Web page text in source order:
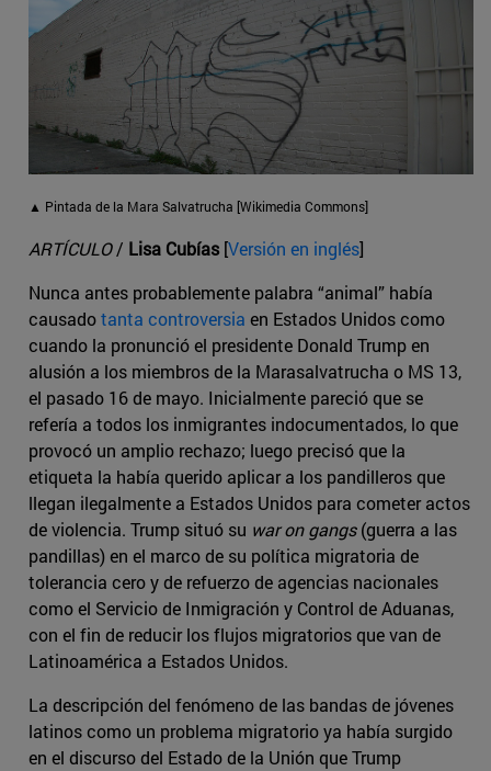
▲ Pintada de la Mara Salvatrucha [Wikimedia Commons]
ARTÍCULO/ Lisa Cubías [Versión en inglés]
Nunca antes probablemente palabra “animal” había
causadotanta controversia en Estados Unidos como
cuando la pronunció el presidente Donald Trump en
alusión a los miembros de la Marasalvatrucha o MS 13,
el pasado 16 de mayo. Inicialmente pareció que se
refería a todos los inmigrantes indocumentados, lo que
provocó un amplio rechazo; luego precisó que la
etiqueta la había querido aplicar a los pandilleros que
llegan ilegalmente a Estados Unidos para cometer actos
de violencia. Trump situó su war on gangs(guerra a las
pandillas) en el marco de su política migratoria de
tolerancia cero y de refuerzo de agencias nacionales
como el Servicio de Inmigración y Control de Aduanas,
con el fin de reducir los flujos migratorios que van de
Latinoamérica a Estados Unidos.
La descripción del fenómeno de las bandas de jóvenes
latinos como un problema migratorio ya había surgido
en el discurso del Estado de la Unión que Trump